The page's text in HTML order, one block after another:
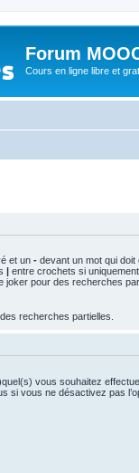
Forum
Cours en ligne libre et
et un - devant un mot qui doit
| entre crochets si
pour des recherches
recherches partielles.
vous souhaitez
si vous ne désactivez pas